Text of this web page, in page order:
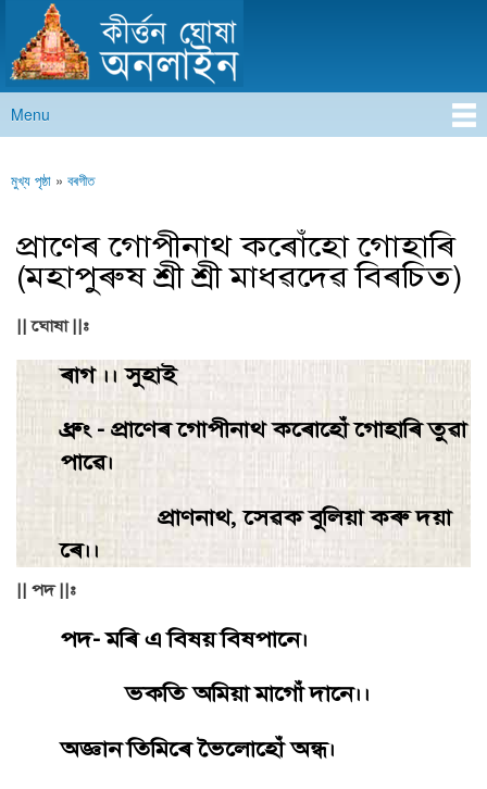
main
content
কীৰ্ত্তন ঘোষা অনলাইন
Main menu
Menu
You are here
মুখ্য পৃষ্ঠা » বৰগীত
প্রাণেৰ গােপীনাথ কৰোঁহাে গােহাৰি
(মহাপুৰুষ শ্ৰী শ্ৰী মাধৱদেৱ বিৰচিত)
|| ঘোষা ||:
ৰাগ ।। সুহাই
ধ্রুং - প্রাণেৰ গােপীনাথ কৰােহোঁ গােহাৰি তুৱা
পাৱে।
প্রাণনাথ, সেৱক বুলিয়া কৰু দয়া
ৰে।।
|| পদ ||:
পদ- মৰি এ বিষয় বিষপানে।
ভকতি অমিয়া মাগোঁ দানে।।
অজ্ঞান তিমিৰে ভৈলােহোঁ অন্ধ।